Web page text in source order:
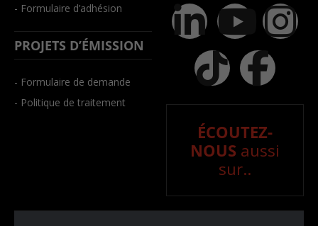
- Formulaire d’adhésion
PROJETS D’ÉMISSION
- Formulaire de demande
- Politique de traitement
ÉCOUTEZ-
NOUS aussi
sur..